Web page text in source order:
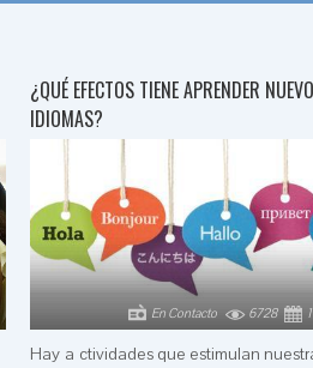
¿QUÉ EFECTOS TIENE APRENDER
IDIOMAS?
6728
En Contacto
Hay a ctividades que estimulan